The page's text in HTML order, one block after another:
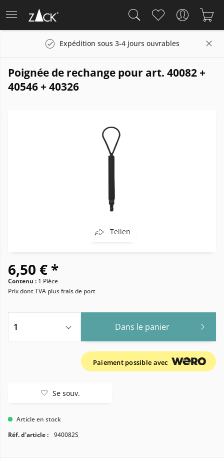
Expédition sous 3-4 jours ouvrables
Poignée de rechange pour art. 40082 +
40546 + 40326
Teilen
6,50 € *
Contenu : 1 Pièce
Prix dont TVA plus frais de port
Dans le panier
Paiement possible avec
Se souv.
Article en stock
Réf. d'article :
940082S